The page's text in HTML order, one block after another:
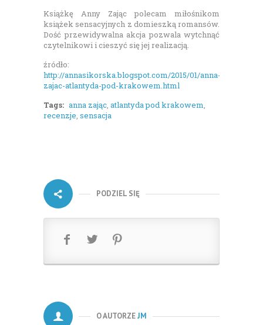
Książkę Anny Zając polecam miłośnikom
książek sensacyjnych z domieszką romansów.
Dość przewidywalna akcja pozwala wytchnąć
czytelnikowi i cieszyć się jej realizacją.
źródło:
http://annasikorska.blogspot.com/2015/01/anna-
zajac-atlantyda-pod-krakowem.html
Tags: anna zając, atlantyda pod krakowem,
recenzje, sensacja
PODZIEL SIĘ
O AUTORZEJM